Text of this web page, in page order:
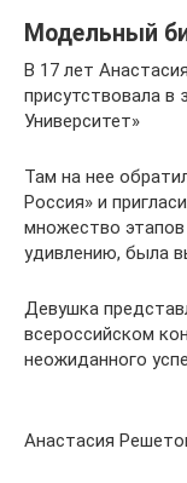
Модельный
В 17 лет
присутствовала в
Университет»
Там на нее
Россия» и
множество
удивлению, была
Девушка
всероссийском
неожиданного
Анастасия